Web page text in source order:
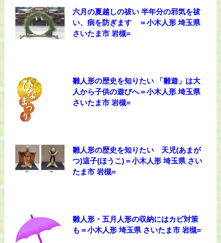
六月の夏越しの祓い 半年分の邪気を祓
い、病を防ぎます ＝小木人形 埼玉県
さいたま市 岩槻=
雛人形の歴史を知りたい 「雛遊」は大
人から子供の遊びへ＝小木人形 埼玉県
さいたま市 岩槻=
雛人形の歴史を知りたい 天児(あまが
つ)這子(ほうこ)＝小木人形 埼玉県 さい
たま市 岩槻=
雛人形・五月人形の収納にはカビ対策
も＝小木人形 埼玉県 さいたま市 岩槻=